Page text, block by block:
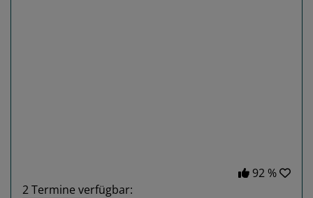
92 %
2Termine verfügbar: